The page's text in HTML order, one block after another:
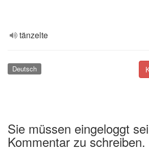
tänzelte
Deutsch
Sie müssen eingeloggt
Kommentar zu schreiben.